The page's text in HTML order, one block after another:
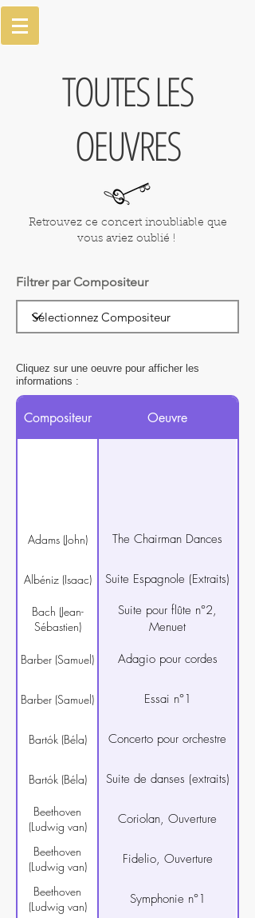
TOUTES LES
OEUVRES
Retrouvez ce concert inoubliable que
vous aviez oublié !
Filtrer par Compositeur
Cliquez sur une oeuvre pour afficher les
informations :
Compositeur Oeuvre
Adams (John) The Chairman Dances
Albéniz (Isaac) Suite Espagnole (Extraits)
Bach (Jean-
Sébastien)
Suite pour flûte n°2,
Menuet
Barber (Samuel) Adagio pour cordes
Barber (Samuel) Essai n°1
Bartók (Béla) Concerto pour orchestre
Bartók (Béla) Suite de danses (extraits)
Beethoven
(Ludwig van)
Coriolan, Ouverture
Beethoven
(Ludwig van)
Fidelio, Ouverture
Beethoven
(Ludwig van)
Symphonie n°1